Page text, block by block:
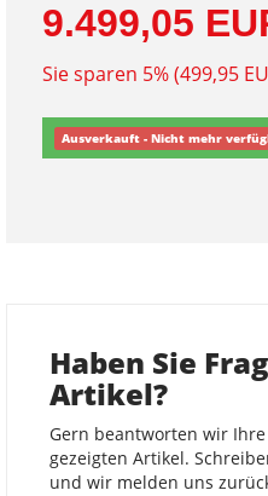
9.499,05
Sie sparen 5% (499,95
Ausverkauft - Nicht mehr
Haben Sie
Artikel?
Gern beantworten wir
gezeigten Artikel.
und wir melden uns